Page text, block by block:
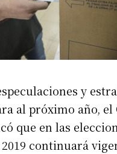
y
al próximo año, el
que en las
continuará